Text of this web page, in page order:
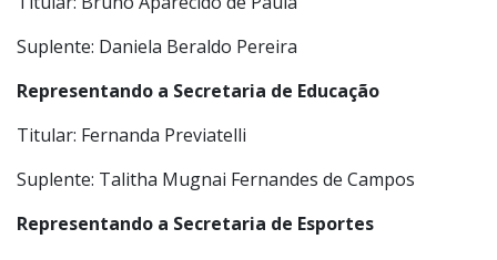
Suplente: Anita de Cássia Melinsk
Representando a Secretaria de Segurança Pública
Titular: Bruno Aparecido de Paula
Suplente: Daniela Beraldo Pereira
Representando a Secretaria de Educação
Titular: Fernanda Previatelli